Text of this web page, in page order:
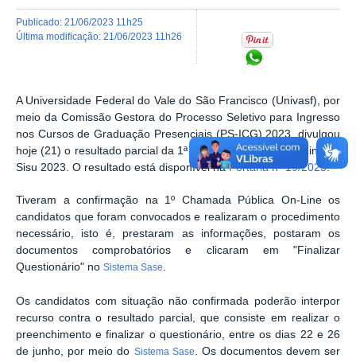
publicado: 21/06/2023 11h25
última modificação: 21/06/2023 11h26
A Universidade Federal do Vale do São Francisco (Univasf), por
meio da Comissão Gestora do Processo Seletivo para Ingresso
nos Cursos de Graduação Presenciais (PS-ICG) 2023, divulgou
hoje (21) o resultado parcial da 1ª Chamada Pública On-Line do
Sisu 2023. O resultado está disponível naPortaria nº 19/2023.
Tiveram a confirmação na 1º Chamada Pública On-Line os
candidatos que foram convocados e realizaram o procedimento
necessário, isto é, prestaram as informações, postaram os
documentos comprobatórios e clicaram em "Finalizar
Questionário" no Sistema Sase.
Os candidatos com situação não confirmada poderão interpor
recurso contra o resultado parcial, que consiste em realizar o
preenchimento e finalizar o questionário, entre os dias 22 e 26
de junho, por meio do Sistema Sase. Os documentos devem ser